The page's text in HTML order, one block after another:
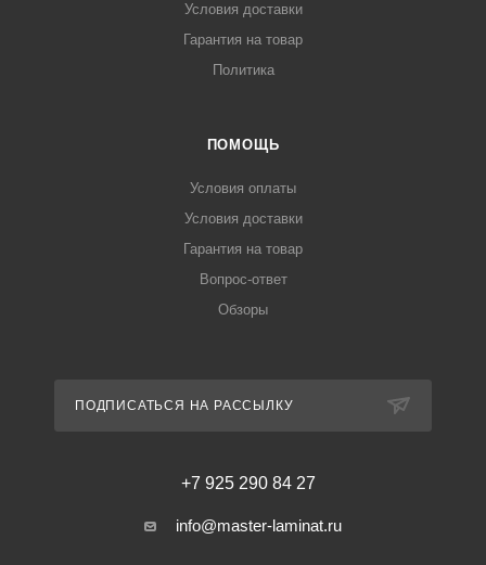
Условия доставки
Гарантия на товар
Политика
ПОМОЩЬ
Условия оплаты
Условия доставки
Гарантия на товар
Вопрос-ответ
Обзоры
ПОДПИСАТЬСЯ НА РАССЫЛКУ
+7 925 290 84 27
info@master-laminat.ru